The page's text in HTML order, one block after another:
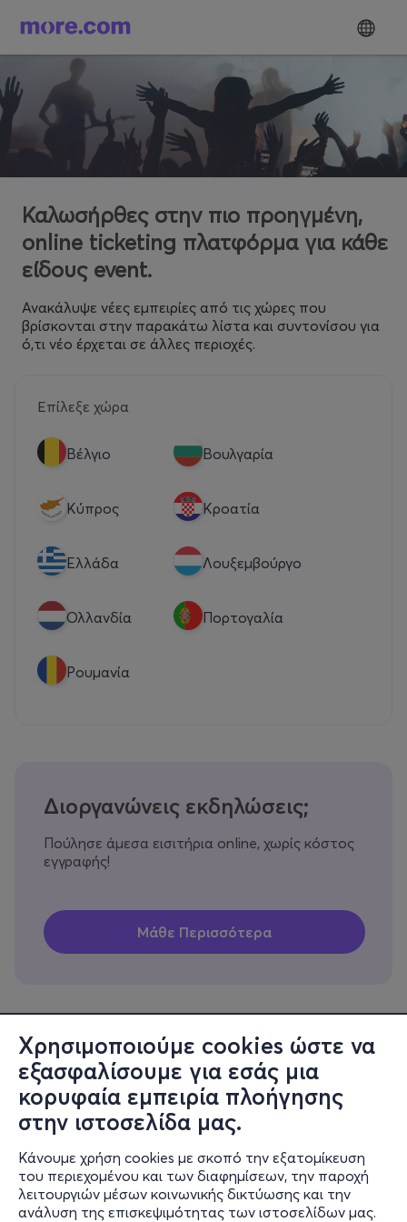
Χρησιμοποιούμε cookies ώστε να
εξασφαλίσουμε για εσάς μια
κορυφαία εμπειρία πλοήγησης
στην ιστοσελίδα μας.
Κάνουμε χρήση cookies με σκοπό την εξατομίκευση
του περιεχομένου και των διαφημίσεων, την παροχή
λειτουργιών μέσων κοινωνικής δικτύωσης και την
ανάλυση της επισκεψιμότητας των ιστοσελίδων μας.
Καλωσήρθες στην πιο προηγμένη,
online ticketing πλατφόρμα για κάθε
είδους event.
Ανακάλυψε νέες εμπειρίες από τις χώρες που
βρίσκονται στην παρακάτω λίστα και συντονίσου για
ό,τι νέο έρχεται σε άλλες περιοχές.
Επίλεξε χώρα
Βέλγιο Βουλγαρία
Κύπρος Κροατία
Eλλάδα Λουξεμβούργο
Ολλανδία Πορτογαλία
Ρουμανία
Διοργανώνεις εκδηλώσεις;
Πούλησε άμεσα εισιτήρια online, χωρίς κόστος
εγγραφής!
Πληροφορίες
Υποστήριξη
Stay Connected